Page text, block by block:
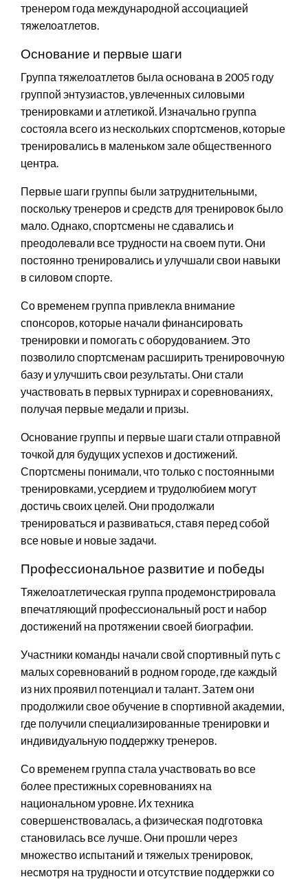
тренером года международной ассоциацией
тяжелоатлетов.
Основание и первые шаги
Группа тяжелоатлетов была основана в 2005 году
группой энтузиастов, увлеченных силовыми
тренировками и атлетикой. Изначально группа
состояла всего из нескольких спортсменов, которые
тренировались в маленьком зале общественного
центра.
Первые шаги группы были затруднительными,
поскольку тренеров и средств для тренировок было
мало. Однако, спортсмены не сдавались и
преодолевали все трудности на своем пути. Они
постоянно тренировались и улучшали свои навыки
в силовом спорте.
Со временем группа привлекла внимание
спонсоров, которые начали финансировать
тренировки и помогать с оборудованием. Это
позволило спортсменам расширить тренировочную
базу и улучшить свои результаты. Они стали
участвовать в первых турнирах и соревнованиях,
получая первые медали и призы.
Основание группы и первые шаги стали отправной
точкой для будущих успехов и достижений.
Спортсмены понимали, что только с постоянными
тренировками, усердием и трудолюбием могут
достичь своих целей. Они продолжали
тренироваться и развиваться, ставя перед собой
все новые и новые задачи.
Профессиональное развитие и победы
Тяжелоатлетическая группа продемонстрировала
впечатляющий профессиональный рост и набор
достижений на протяжении своей биографии.
Участники команды начали свой спортивный путь с
малых соревнований в родном городе, где каждый
из них проявил потенциал и талант. Затем они
продолжили свое обучение в спортивной академии,
где получили специализированные тренировки и
индивидуальную поддержку тренеров.
Со временем группа стала участвовать во все
более престижных соревнованиях на
национальном уровне. Их техника
совершенствовалась, а физическая подготовка
становилась все лучше. Они прошли через
множество испытаний и тяжелых тренировок,
несмотря на трудности и отсутствие поддержки со